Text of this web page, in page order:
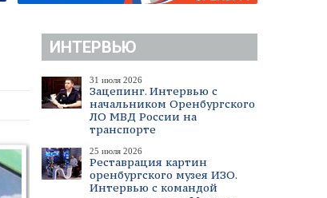
ИНТЕРВЬЮ
31 июля 2026
Зацепинг. Интервью с
начальником Оренбургского
ЛО МВД России на
транспорте
25 июля 2026
Реставрация картин
оренбургского музея ИЗО.
Интервью с командой